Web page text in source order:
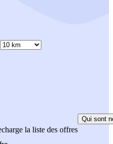
la liste des offres
Qui sont